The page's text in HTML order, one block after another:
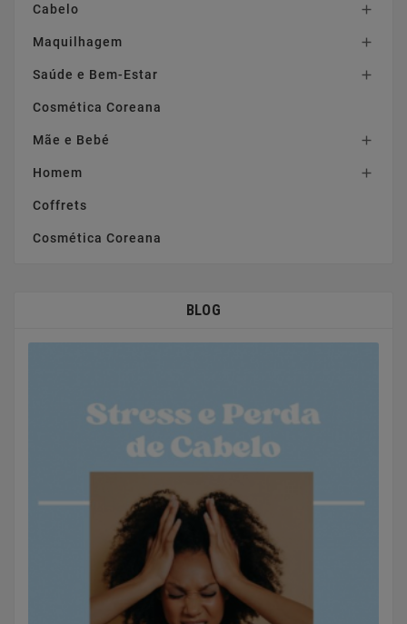
Cabelo 
Maquilhagem 
Saúde e Bem-Estar 
Cosmética Coreana
Mãe e Bebé 
Homem 
Coffrets
Cosmética Coreana
BLOG